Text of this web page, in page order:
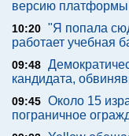
версию платформы
10:20 "Я попала
работает учебная
09:48
кандидата,
09:45 Около 15
пограничное